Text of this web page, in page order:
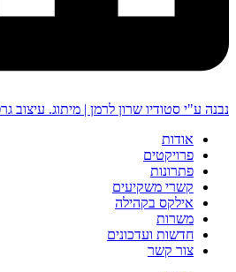
נבנה ע"י סטודיו שרון לרמן | מיתוג. עיצוב
אודות
פרויקטים
פתרונות
קשרי משקיעים
אילקס בקהילה
משרות
חדשות ועדכונים
צור קשר